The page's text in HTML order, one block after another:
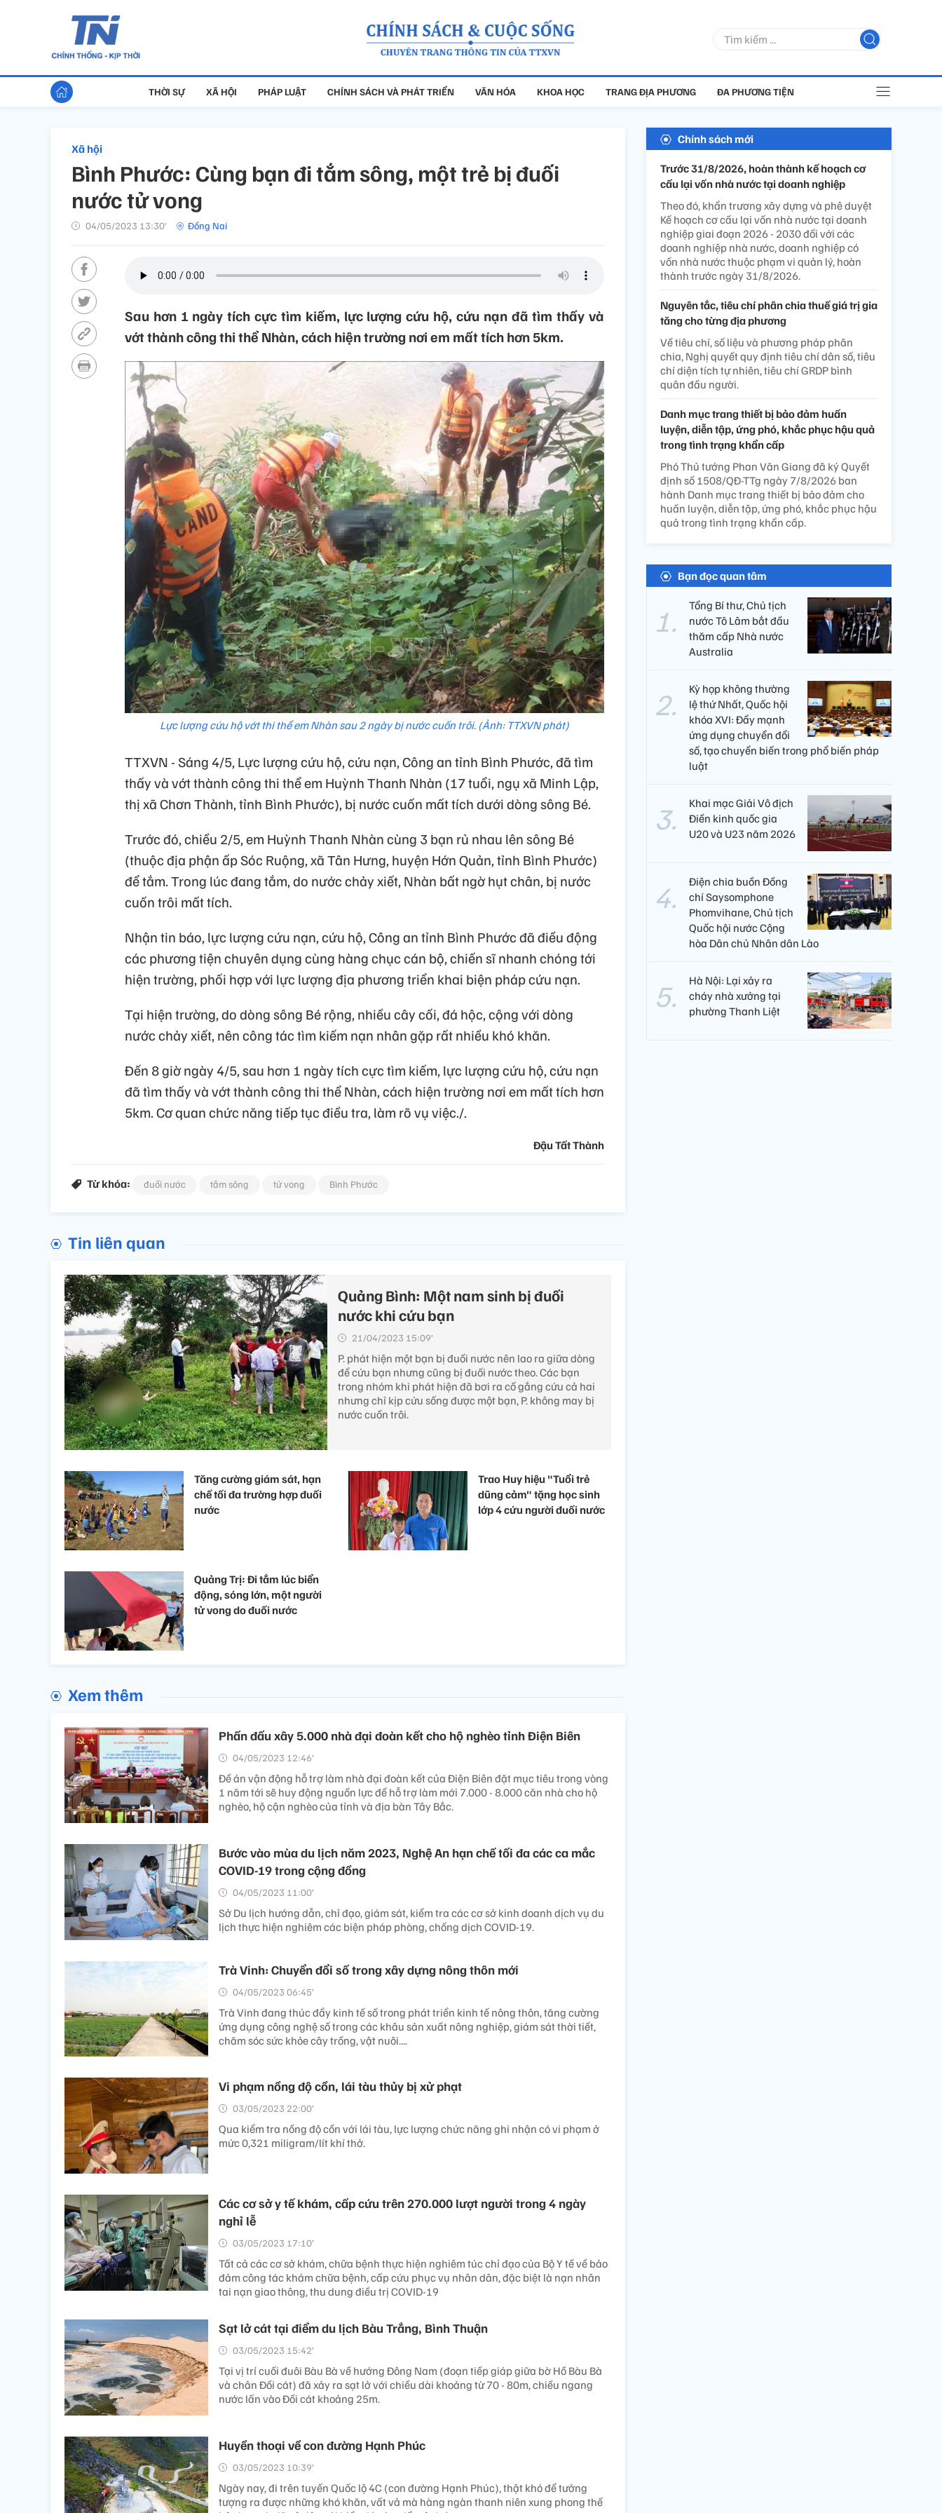
THỜI SỰ XÃ HỘI PHÁP LUẬT CHÍNH SÁCH VÀ PHÁT TRIỂN VĂN HÓA KHOA HỌC TRANG ĐỊA PHƯƠNG ĐA PHƯƠNG TIỆN
Xã hội
Bình Phước: Cùng bạn đi tắm sông, một trẻ bị đuối
nước tử vong
04/05/2023 13:30’ Đồng Nai
Sau hơn 1 ngày tích cực tìm kiếm, lực lượng cứu hộ, cứu nạn đã tìm thấy và
vớt thành công thi thể Nhàn, cách hiện trường nơi em mất tích hơn 5km.
Lực lượng cứu hộ vớt thi thể em Nhàn sau 2 ngày bị nước cuốn trôi. (Ảnh: TTXVN phát)
TTXVN - Sáng 4/5, Lực lượng cứu hộ, cứu nạn, Công an tỉnh Bình Phước, đã tìm
thấy và vớt thành công thi thể em Huỳnh Thanh Nhàn (17 tuổi, ngụ xã Minh Lập,
thị xã Chơn Thành, tỉnh Bình Phước), bị nước cuốn mất tích dưới dòng sông Bé.
Trước đó, chiều 2/5, em Huỳnh Thanh Nhàn cùng 3 bạn rủ nhau lên sông Bé
(thuộc địa phận ấp Sóc Ruộng, xã Tân Hưng, huyện Hớn Quản, tỉnh Bình Phước)
để tắm. Trong lúc đang tắm, do nước chảy xiết, Nhàn bất ngờ hụt chân, bị nước
cuốn trôi mất tích.
Nhận tin báo, lực lượng cứu nạn, cứu hộ, Công an tỉnh Bình Phước đã điều động
các phương tiện chuyên dụng cùng hàng chục cán bộ, chiến sĩ nhanh chóng tới
hiện trường, phối hợp với lực lượng địa phương triển khai biện pháp cứu nạn.
Tại hiện trường, do dòng sông Bé rộng, nhiều cây cối, đá hộc, cộng với dòng
nước chảy xiết, nên công tác tìm kiếm nạn nhân gặp rất nhiều khó khăn.
Đến 8 giờ ngày 4/5, sau hơn 1 ngày tích cực tìm kiếm, lực lượng cứu hộ, cứu nạn
đã tìm thấy và vớt thành công thi thể Nhàn, cách hiện trường nơi em mất tích hơn
5km. Cơ quan chức năng tiếp tục điều tra, làm rõ vụ việc./.
Đậu Tất Thành
Từ khóa: đuối nước tắm sông tử vong Bình Phước
Tin liên quan
Quảng Bình: Một nam sinh bị đuối
nước khi cứu bạn
21/04/2023 15:09’
P. phát hiện một bạn bị đuối nước nên lao ra giữa dòng
để cứu bạn nhưng cũng bị đuối nước theo. Các bạn
trong nhóm khi phát hiện đã bơi ra cố gắng cứu cả hai
nhưng chỉ kịp cứu sống được một bạn, P. không may bị
nước cuốn trôi.
Tăng cường giám sát, hạn
chế tối đa trường hợp đuối
nước
Trao Huy hiệu "Tuổi trẻ
dũng cảm" tặng học sinh
lớp 4 cứu người đuối nước
Quảng Trị: Đi tắm lúc biển
động, sóng lớn, một người
tử vong do đuối nước
Xem thêm
Phấn đấu xây 5.000 nhà đại đoàn kết cho hộ nghèo tỉnh Điện Biên
04/05/2023 12:46’
Đề án vận động hỗ trợ làm nhà đại đoàn kết của Điện Biên đặt mục tiêu trong vòng
1 năm tới sẽ huy động nguồn lực để hỗ trợ làm mới 7.000 - 8.000 căn nhà cho hộ
nghèo, hộ cận nghèo của tỉnh và địa bàn Tây Bắc.
Bước vào mùa du lịch năm 2023, Nghệ An hạn chế tối đa các ca mắc
COVID-19 trong cộng đồng
04/05/2023 11:00’
Sở Du lịch hướng dẫn, chỉ đạo, giám sát, kiểm tra các cơ sở kinh doanh dịch vụ du
lịch thực hiện nghiêm các biện pháp phòng, chống dịch COVID-19.
Trà Vinh: Chuyển đổi số trong xây dựng nông thôn mới
04/05/2023 06:45’
Trà Vinh đang thúc đẩy kinh tế số trong phát triển kinh tế nông thôn, tăng cường
ứng dụng công nghệ số trong các khâu sản xuất nông nghiệp, giám sát thời tiết,
chăm sóc sức khỏe cây trồng, vật nuôi....
Vi phạm nồng độ cồn, lái tàu thủy bị xử phạt
03/05/2023 22:00’
Qua kiểm tra nồng độ cồn với lái tàu, lực lượng chức năng ghi nhận có vi phạm ở
mức 0,321 miligram/lít khí thở.
Các cơ sở y tế khám, cấp cứu trên 270.000 lượt người trong 4 ngày
nghỉ lễ
03/05/2023 17:10’
Tất cả các cơ sở khám, chữa bệnh thực hiện nghiêm túc chỉ đạo của Bộ Y tế về bảo
đảm công tác khám chữa bệnh, cấp cứu phục vụ nhân dân, đặc biệt là nạn nhân
tai nạn giao thông, thu dung điều trị COVID-19
Sạt lở cát tại điểm du lịch Bàu Trắng, Bình Thuận
03/05/2023 15:42’
Tại vị trí cuối đuôi Bàu Bà về hướng Đông Nam (đoạn tiếp giáp giữa bờ Hồ Bàu Bà
và chân Đồi cát) đã xảy ra sạt lở với chiều dài khoảng từ 70 - 80m, chiều ngang
nước lấn vào Đồi cát khoảng 25m.
Huyền thoại về con đường Hạnh Phúc
03/05/2023 10:39’
Ngày nay, đi trên tuyến Quốc lộ 4C (con đường Hạnh Phúc), thật khó để tưởng
tượng ra được những khó khăn, vất vả mà hàng ngàn thanh niên xung phong thế
Chính sách mới
Trước 31/8/2026, hoàn thành kế hoạch cơ
cấu lại vốn nhà nước tại doanh nghiệp
Theo đó, khẩn trương xây dựng và phê duyệt
Kế hoạch cơ cấu lại vốn nhà nước tại doanh
nghiệp giai đoạn 2026 - 2030 đối với các
doanh nghiệp nhà nước, doanh nghiệp có
vốn nhà nước thuộc phạm vi quản lý, hoàn
thành trước ngày 31/8/2026.
Nguyên tắc, tiêu chí phân chia thuế giá trị gia
tăng cho từng địa phương
Về tiêu chí, số liệu và phương pháp phân
chia, Nghị quyết quy định tiêu chí dân số, tiêu
chí diện tích tự nhiên, tiêu chí GRDP bình
quân đầu người.
Danh mục trang thiết bị bảo đảm huấn
luyện, diễn tập, ứng phó, khắc phục hậu quả
trong tình trạng khẩn cấp
Phó Thủ tướng Phan Văn Giang đã ký Quyết
định số 1508/QĐ-TTg ngày 7/8/2026 ban
hành Danh mục trang thiết bị bảo đảm cho
huấn luyện, diễn tập, ứng phó, khắc phục hậu
quả trong tình trạng khẩn cấp.
Bạn đọc quan tâm
Tổng Bí thư, Chủ tịch
nước Tô Lâm bắt đầu
thăm cấp Nhà nước
Australia
Kỳ họp không thường
lệ thứ Nhất, Quốc hội
khóa XVI: Đẩy mạnh
ứng dụng chuyển đổi
số, tạo chuyển biến trong phổ biến pháp
luật
Khai mạc Giải Vô địch
Điền kinh quốc gia
U20 và U23 năm 2026
Điện chia buồn Đồng
chí Saysomphone
Phomvihane, Chủ tịch
Quốc hội nước Cộng
hòa Dân chủ Nhân dân Lào
Hà Nội: Lại xảy ra
cháy nhà xưởng tại
phường Thanh Liệt